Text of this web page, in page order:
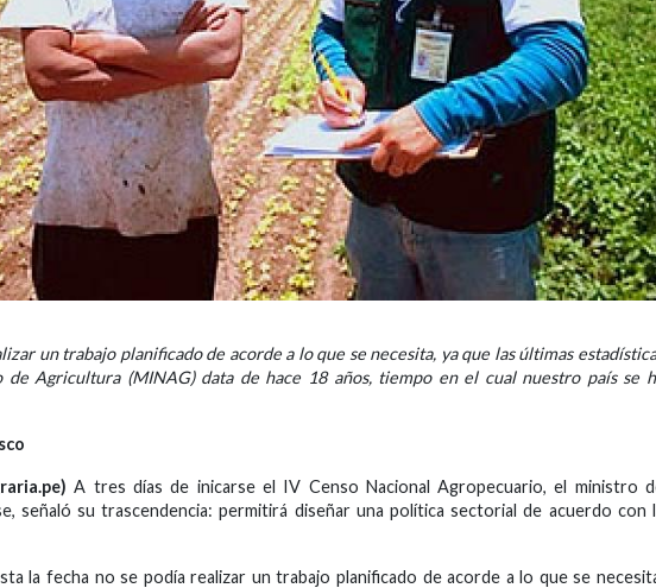
un trabajo planificado de acorde a lo que se necesita, ya que las últimas
Agricultura (MINAG) data de hace 18 años, tiempo en el cual nuestro país se
A tres días de inicarse el IV Censo Nacional Agropecuario, el ministro
señaló su trascendencia: permitirá diseñar una política sectorial de acuerdo con
la fecha no se podía realizar un trabajo planificado de acorde a lo que se